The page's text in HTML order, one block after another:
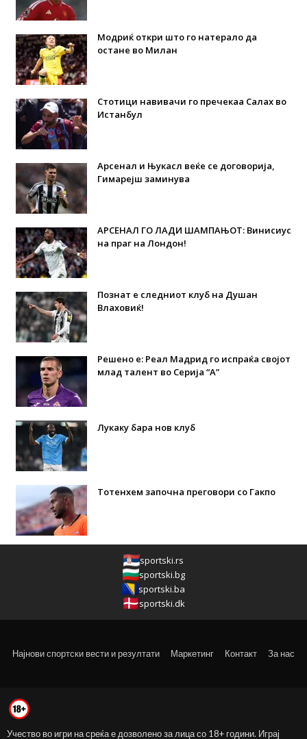
Модриќ откри што го натерало да
остане во Милан
Стотици навивачи го пречекаа Салах во
Истанбул
Арсенал и Њукасл веќе се договорија,
Гимарејш заминува
АРСЕНАЛ ГО ЛАДИ ШАМПАЊОТ: Винисиус
на праг на Лондон!
Познат е следниот клуб на Душан
Влаховиќ!
Решено е: Реал Мадрид го испраќа својот
млад талент во Серија “А”
Лукаку бара нов клуб
Тотенхем започна преговори со Гакпо
sportski.rs
sportski.bg
sportski.ba
sportski.dk
Најнови спортски вести и резултати Маркетинг Контакт За нас
Учество во игри на среќа е дозволено за лица со 18+ години. Играј